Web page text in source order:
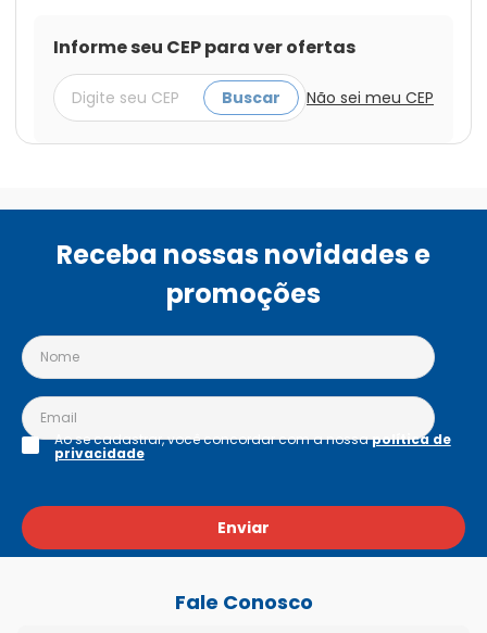
Informe seu CEP para ver ofertas
Buscar Não sei meu CEP
Receba nossas novidades e
promoções
Enviar
Ao se cadastrar, você concordar com a nossapolítica de
privacidade
Fale Conosco